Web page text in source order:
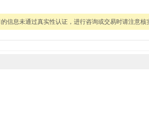
信息未通过真实性认证，进行咨询或交易时请注意核